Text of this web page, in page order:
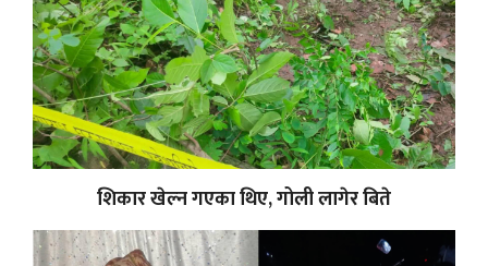
शिकार खेल्न गएका थिए, गोली लागेर बिते